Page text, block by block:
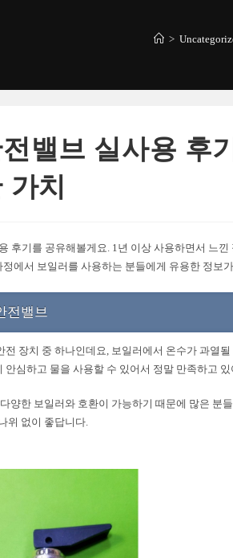
>
밸브 실사용 후
치
후기를 공유해볼게요. 1년 이상 사용하면서 느낀
에서 보일러를 사용하는 분들에게 유용한 정보
전밸브
장치 중 하나인데요, 보일러에서 온수가 과열될
심하고 물을 사용할 수 있어서 정말 만족하고 있
양한 보일러와 호환이 가능하기 때문에 많은 분
위 없이 좋답니다.